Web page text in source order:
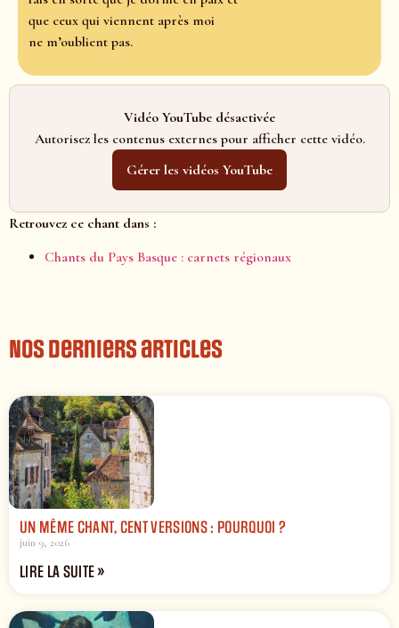
que ceux qui viennent après moi
ne m’oublient pas.
Vidéo YouTube désactivée
Autorisez les contenus externes pour afficher cette vidéo.
Gérer les vidéos YouTube
Retrouvez ce chant dans :
Chants du Pays Basque : carnets régionaux
Nos derniers articles
UN MÊME CHANT, CENT VERSIONS : POURQUOI ?
juin 9, 2026
LIRE LA SUITE »